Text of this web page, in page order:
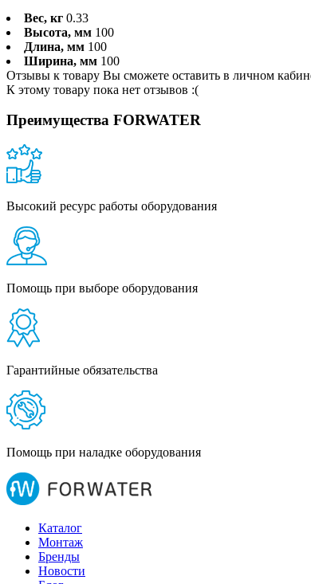
Вес, кг 0.33
Высота, мм 100
Длина, мм 100
Ширина, мм 100
Отзывы к товару Вы сможете оставить в личном
К этому товару пока нет отзывов :(
Преимущества FORWATER
Высокий ресурс работы оборудования
Помощь при выборе оборудования
Гарантийные обязательства
Помощь при наладке оборудования
Каталог
Монтаж
Бренды
Новости